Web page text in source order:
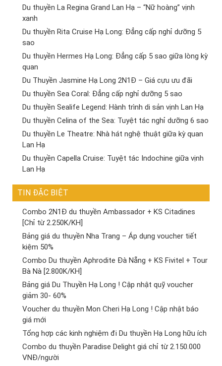
Du thuyền La Regina Grand Lan Hạ – “Nữ hoàng” vịnh
xanh
Du thuyền Rita Cruise Hạ Long: Đẳng cấp nghỉ dưỡng 5
sao
Du thuyền Hermes Hạ Long: Đẳng cấp 5 sao giữa lòng kỳ
quan
Du Thuyền Jasmine Hạ Long 2N1Đ – Giá cựu ưu đãi
Du thuyền Sea Coral: Đẳng cấp nghỉ dưỡng 5 sao
Du thuyền Sealife Legend: Hành trình di sản vịnh Lan Hạ
Du thuyền Celina of the Sea: Tuyệt tác nghỉ dưỡng 6 sao
Du thuyền Le Theatre: Nhà hát nghệ thuật giữa kỳ quan
Lan Hạ
Du thuyền Capella Cruise: Tuyệt tác Indochine giữa vịnh
Lan Hạ
TIN ĐẶC BIỆT
Combo 2N1Đ du thuyền Ambassador + KS Citadines
[Chỉ từ 2.250K/KH]
Bảng giá du thuyền Nha Trang – Áp dụng voucher tiết
kiệm 50%
Combo Du thuyền Aphrodite Đà Nẵng + KS Fivitel + Tour
Bà Nà [2.800K/KH]
Bảng giá Du Thuyền Hạ Long ! Cập nhật quỹ voucher
giảm 30- 60%
Voucher du thuyền Mon Cheri Hạ Long ! Cập nhật báo
giá mới
Tổng hợp các kinh nghiệm đi Du thuyền Hạ Long hữu ích
Combo du thuyền Paradise Delight giá chỉ từ 2.150.000
VNĐ/người